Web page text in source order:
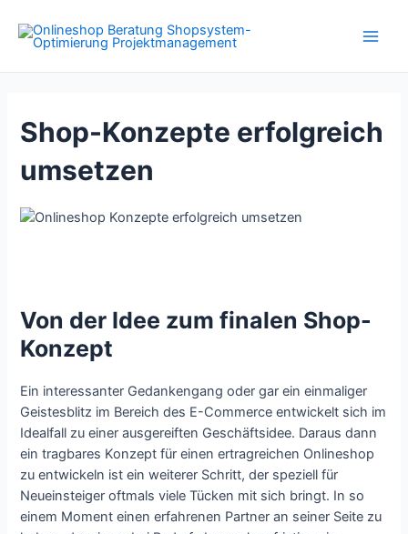
Inhalt
springen
Shop-Konzepte erfolgreich
umsetzen
Von der Idee zum finalen Shop-
Konzept
Ein interessanter Gedankengang oder gar ein einmaliger
Geistesblitz im Bereich des E-Commerce entwickelt sich im
Idealfall zu einer ausgereiften Geschäftsidee. Daraus dann
ein tragbares Konzept für einen ertragreichen Onlineshop
zu entwickeln ist ein weiterer Schritt, der speziell für
Neueinsteiger oftmals viele Tücken mit sich bringt. In so
einem Moment einen erfahrenen Partner an seiner Seite zu